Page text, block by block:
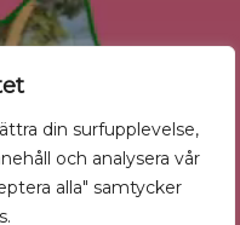
din surfupplevelse,
och analysera vår
alla" samtycker